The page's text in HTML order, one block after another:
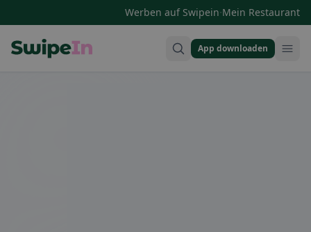
Werben auf Swipein·Mein Restaurant
App downloaden